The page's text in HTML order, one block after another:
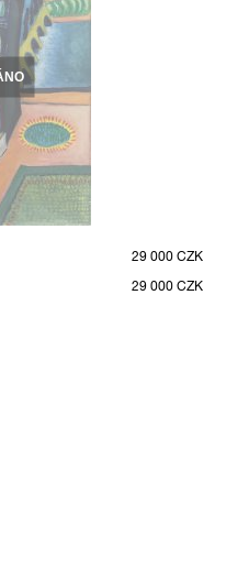
29 000 CZK
29 000 CZK